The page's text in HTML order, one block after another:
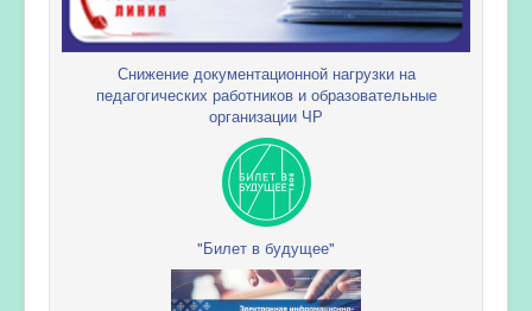
Снижение документационной нагрузки на
педагогических работников и образовательные
организации ЧР
"Билет в будущее"